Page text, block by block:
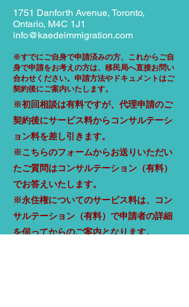
はできなかったと思います。
阿萬さんの
1751 Danforth Avenue, Toronto,
Ontario, M4C 1J1
info@kaedeimmigration.com
※すでにご自身で申請済みの方、これからご自
身で申請をお考えの方は、移民局へ直接お問い
合わせください。​申請方法やドキュメントはご
契約後にご案内いたします。
​※初回相談は有料ですが、代理申請のご
契約後にサービス料からコンサルテーシ
ョン料を差し引きます。
※こちらのフォームからお送りいただい
たご質問はコンサルテーション（有料）
でお答えいたします。
※永住権についてのサービス料は、
コン
サルテーション（有料）で申請者の詳細
を伺ってからのご案内となります。